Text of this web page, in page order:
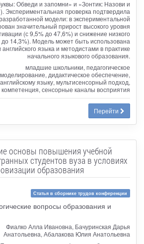
Обведи и запомни» и «Зонтик: Назови и
Экспериментальная проверка подтвердила
модели: в экспериментальной
значительный прирост высокого уровня
(с 9,5% до 47,6%) и снижение низкого
до 14,3%). Модель может быть использована
языка и методистами в практике
начального языкового образования.
младшие школьники, педагогическое
моделирование, дидактическое обеспечение,
языку, мультисенсорный подход,
сенсорные каналы восприятия
Перейти
основы повышения учебной
студентов вуза в условиях
образования
Статья в сборнике трудов конференции
вопросы образования и
Фиалко Алла Ивановна, Бачуринская Дарья
Анатольевна, Абалакова Юлия Анатольевна